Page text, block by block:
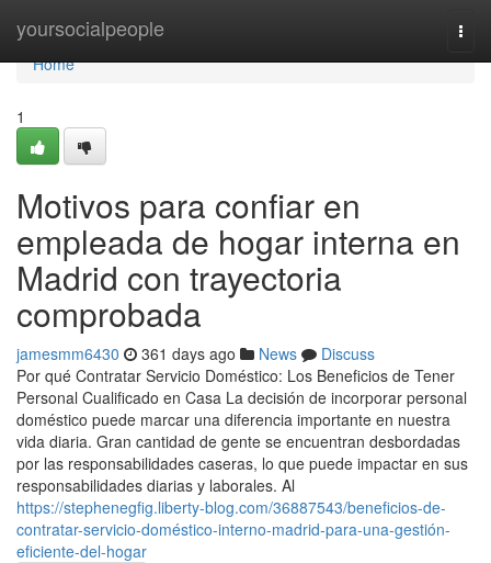
yoursocialpeople
Home
Home
1
Motivos para confiar en
empleada de hogar interna en
Madrid con trayectoria
comprobada
jamesmm6430 361 days ago News
Discuss
Por qué Contratar Servicio Doméstico: Los Beneficios de Tener
Personal Cualificado en Casa La decisión de incorporar personal
doméstico puede marcar una diferencia importante en nuestra
vida diaria. Gran cantidad de gente se encuentran desbordadas
por las responsabilidades caseras, lo que puede impactar en sus
responsabilidades diarias y laborales. Al
https://stephenegfig.liberty-blog.com/36887543/beneficios-de-
contratar-servicio-doméstico-interno-madrid-para-una-gestión-
eficiente-del-hogar